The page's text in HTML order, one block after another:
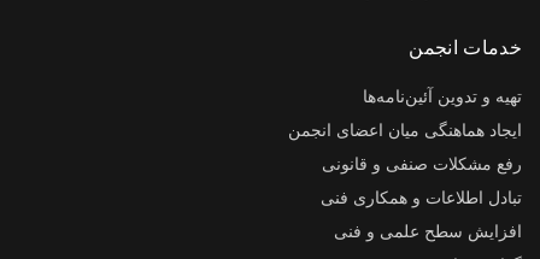
خدمات انجمن
تهیه و تدوین آئین‌نامه‌ها
ایجاد هماهنگی میان اعضای انجمن
رفع مشکلات صنفی و قانونی
تبادل اطلاعات و همکاری فنی
افزایش سطح علمی و فنی